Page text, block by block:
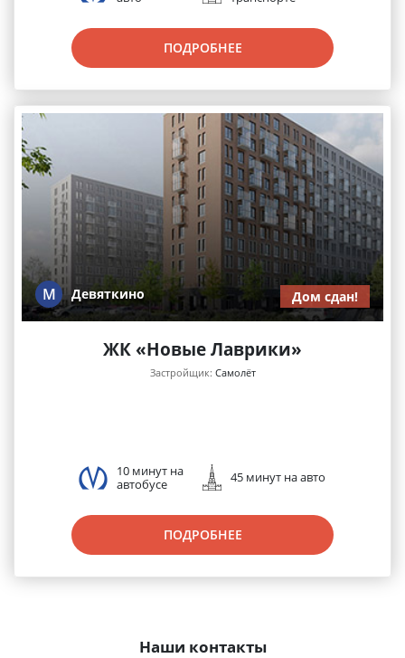
ПОДРОБНЕЕ
М Девяткино Дом сдан!
ЖК «Новые Лаврики»
Застройщик: Самолёт
10 минут на
автобусе
45 минут на авто
ПОДРОБНЕЕ
Наши контакты